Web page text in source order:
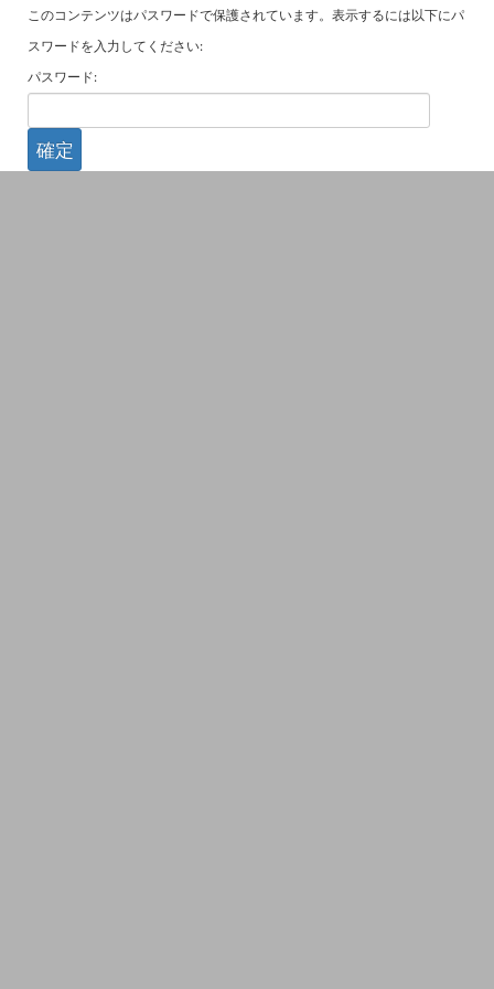
このコンテンツはパスワードで保護されています。表示するには以下にパ
スワードを入力してください:
パスワード: